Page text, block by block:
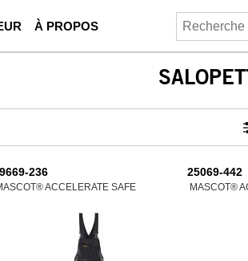
À PROPOS
236
ACCELERATE SAFE
25069-442
MASCOT®